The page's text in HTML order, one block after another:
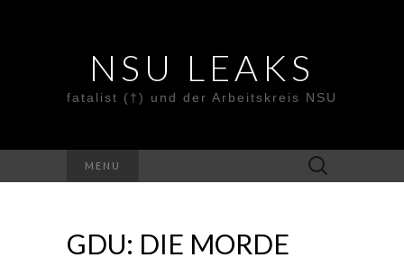
NSU LEAKS
fatalist (†) und der Arbeitskreis NSU
MENU
Suche
nach:
GDU: DIE MORDE